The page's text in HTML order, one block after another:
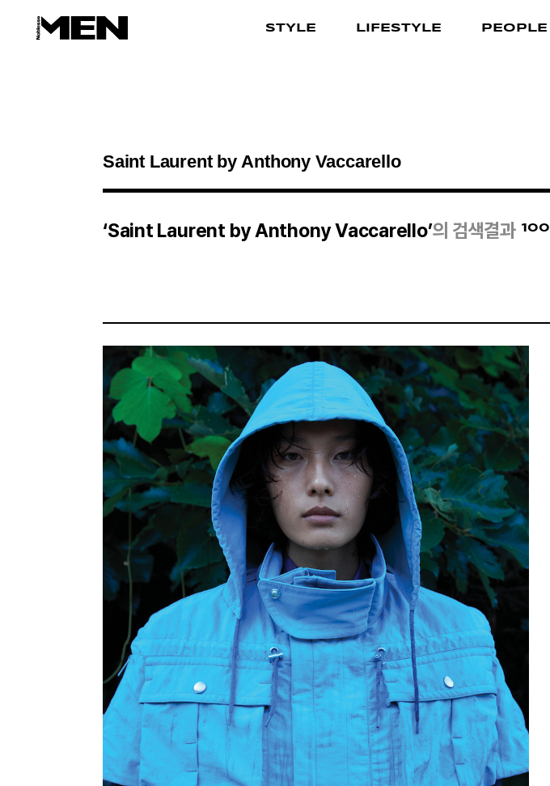
STYLE LIFESTYLE PEOPLE
검색결과
‘Saint Laurent by Anthony Vaccarello’의 검색결과 100